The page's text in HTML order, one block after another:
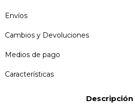
Envíos
Cambios y Devoluciones
Medios de pago
Características
Descripción